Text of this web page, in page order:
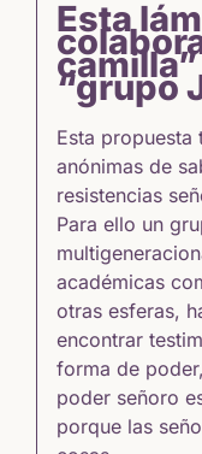
Esta
“grupo
Esta
anónimas de
resistencias
Para ello un
académicas
otras esferas,
encontrar
forma de
poder señoro
porque las